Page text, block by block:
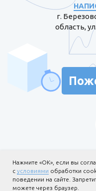
Нажмите «ОК», если вы
с условиями обработки
поведении на сайте.
можете через браузер.
г.
область,